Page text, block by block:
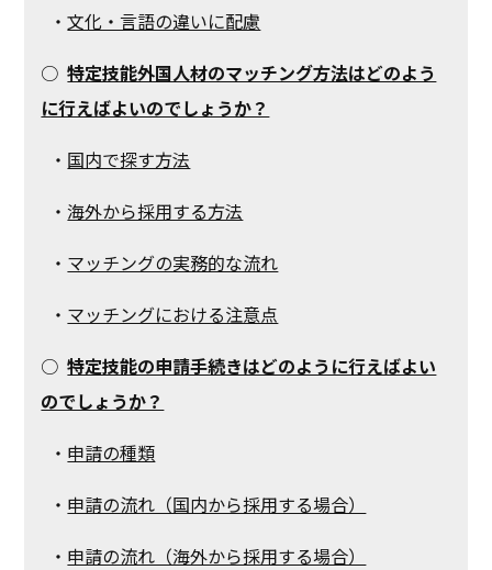
・文化・言語の違いに配慮
○特定技能外国人材のマッチング方法はどのよう
に行えばよいのでしょうか？
・ 国内で探す方法
・海外から採用する方法
・ マッチングの実務的な流れ
・ マッチングにおける注意点
○特定技能の申請手続きはどのように行えばよい
のでしょうか？
・ 申請の種類
・ 申請の流れ（国内から採用する場合）
・ 申請の流れ（海外から採用する場合）